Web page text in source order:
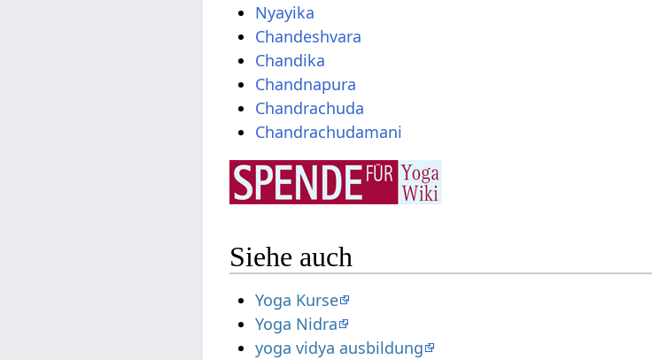
Nyayika
Chandeshvara
Chandika
Chandnapura
Chandrachuda
Chandrachudamani
Siehe auch
Yoga Kurse
Yoga Nidra
yoga vidya ausbildung